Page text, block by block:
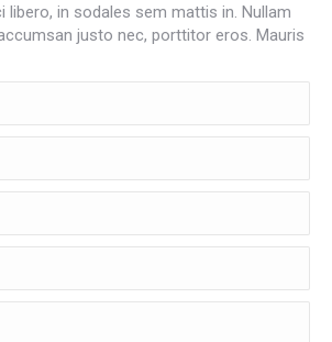
libero, in sodales sem mattis in. Nullam
justo nec, porttitor eros. Mauris